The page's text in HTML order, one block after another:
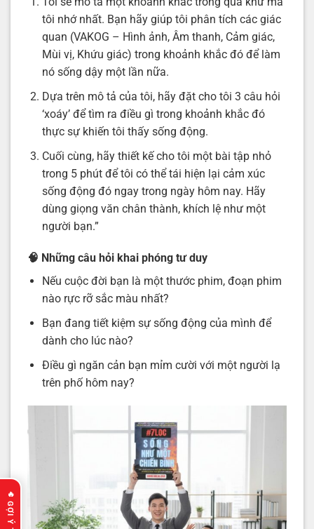
tôi nhớ nhất. Bạn hãy giúp tôi phân tích các giác
quan (VAKOG – Hình ảnh, Âm thanh, Cảm giác,
Mùi vị, Khứu giác) trong khoảnh khắc đó để làm
nó sống dậy một lần nữa.
Dựa trên mô tả của tôi, hãy đặt cho tôi 3 câu hỏi
‘xoáy’ để tìm ra điều gì trong khoảnh khắc đó
thực sự khiến tôi thấy sống động.
Cuối cùng, hãy thiết kế cho tôi một bài tập nhỏ
trong 5 phút để tôi có thể tái hiện lại cảm xúc
sống động đó ngay trong ngày hôm nay. Hãy
dùng giọng văn chân thành, khích lệ như một
người bạn.”
🧠 Những câu hỏi khai phóng tư duy
Nếu cuộc đời bạn là một thước phim, đoạn phim
nào rực rỡ sắc màu nhất?
Bạn đang tiết kiệm sự sống động của mình để
dành cho lúc nào?
Điều gì ngăn cản bạn mỉm cười với một người lạ
trên phố hôm nay?